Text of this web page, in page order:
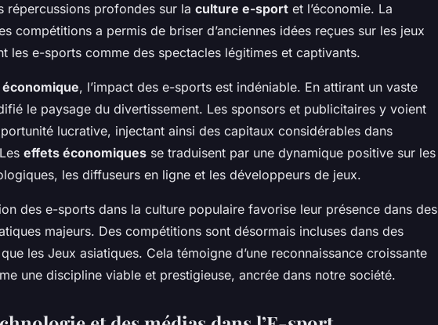
répercussions profondes sur la culture e-sport et l’économie. La
compétitions a permis de briser d’anciennes idées reçues sur les jeux
les e-sports comme des spectacles légitimes et captivants.
économique, l’impact des e-sports est indéniable. En attirant un vaste
le paysage du divertissement. Les sponsors et publicitaires y voient
lucrative, injectant ainsi des capitaux considérables dans
effets économiques se traduisent par une dynamique positive sur les
les diffuseurs en ligne et les développeurs de jeux.
des e-sports dans la culture populaire favorise leur présence dans des
majeurs. Des compétitions sont désormais incluses dans des
les Jeux asiatiques. Cela témoigne d’une reconnaissance croissante
une discipline viable et prestigieuse, ancrée dans notre société.